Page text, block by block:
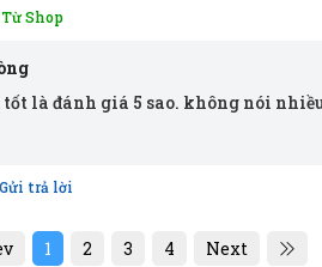
Shop
là đánh giá 5 sao. không nói
Gửi trả lời
1 2 3 4 Next